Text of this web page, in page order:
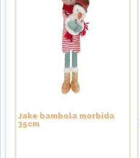
Jake bambola morbida
35cm